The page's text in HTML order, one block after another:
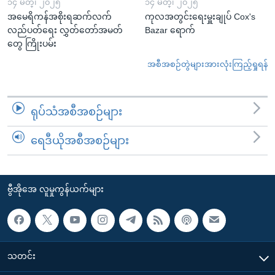
၁၄ မတ္၊ ၂၀၂၅
အမေရိကန်အစိုးရဆက်လက်
လည်ပတ်ရေး လွှတ်တော်အမတ်
တွေ ကြိုးပမ်း
၁၄ မတ္၊ ၂၀၂၅
ကုလအတွင်းရေးမှူးချုပ် Cox's
Bazar ရောက်
အစီအစဉ်တွဲများအားလုံးကြည့်ရှုရန်
ရုပ်သံအစီအစဉ်များ
ရေဒီယိုအစီအစဉ်များ
ဗွီအိုအေ လူမှုကွန်ယက်များ
သတင်း